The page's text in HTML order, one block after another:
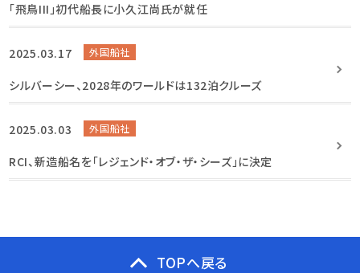
「飛鳥III」初代船長に小久江尚氏が就任
2025.03.17 外国船社
シルバーシー、2028年のワールドは132泊クルーズ
2025.03.03 外国船社
RCI、新造船名を「レジェンド・オブ・ザ・シーズ」に決定
TOPへ戻る